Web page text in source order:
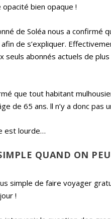
opacité bien opaque !
de Soléa nous a confirmé
de s’expliquer.
seuls abonnés actuels de
que tout habitant
de 65 ans. ll n’y a donc pas
est lourde…
QUAND ON
simple de faire voyager
!